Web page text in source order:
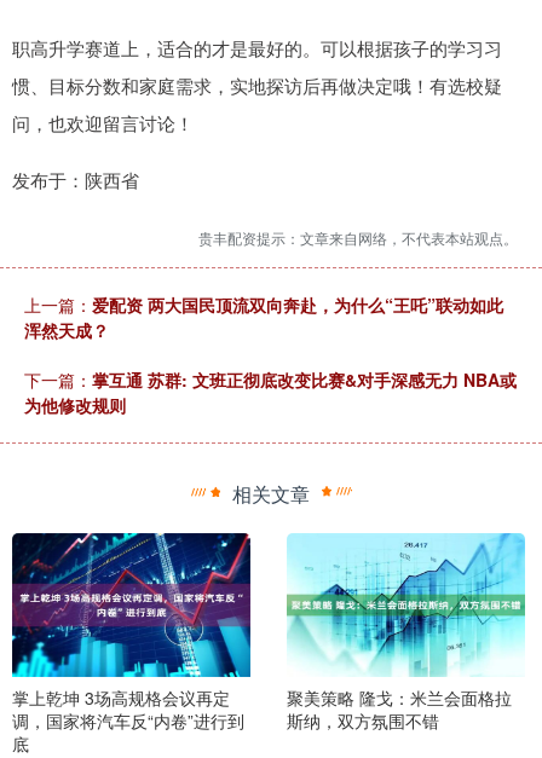
职高升学赛道上，适合的才是最好的。可以根据孩子的学习习
惯、目标分数和家庭需求，实地探访后再做决定哦！有选校疑
问，也欢迎留言讨论！
发布于：陕西省
贵丰配资提示：文章来自网络，不代表本站观点。
上一篇： 爱配资 两大国民顶流双向奔赴，为什么“王吒”联动如此
浑然天成？
下一篇： 掌互通 苏群: 文班正彻底改变比赛&对手深感无力 NBA或
为他修改规则
相关文章
掌上乾坤 3场高规格会议再定
调，国家将汽车反“内卷”进行到
底
聚美策略 隆戈：米兰会面格拉
斯纳，双方氛围不错